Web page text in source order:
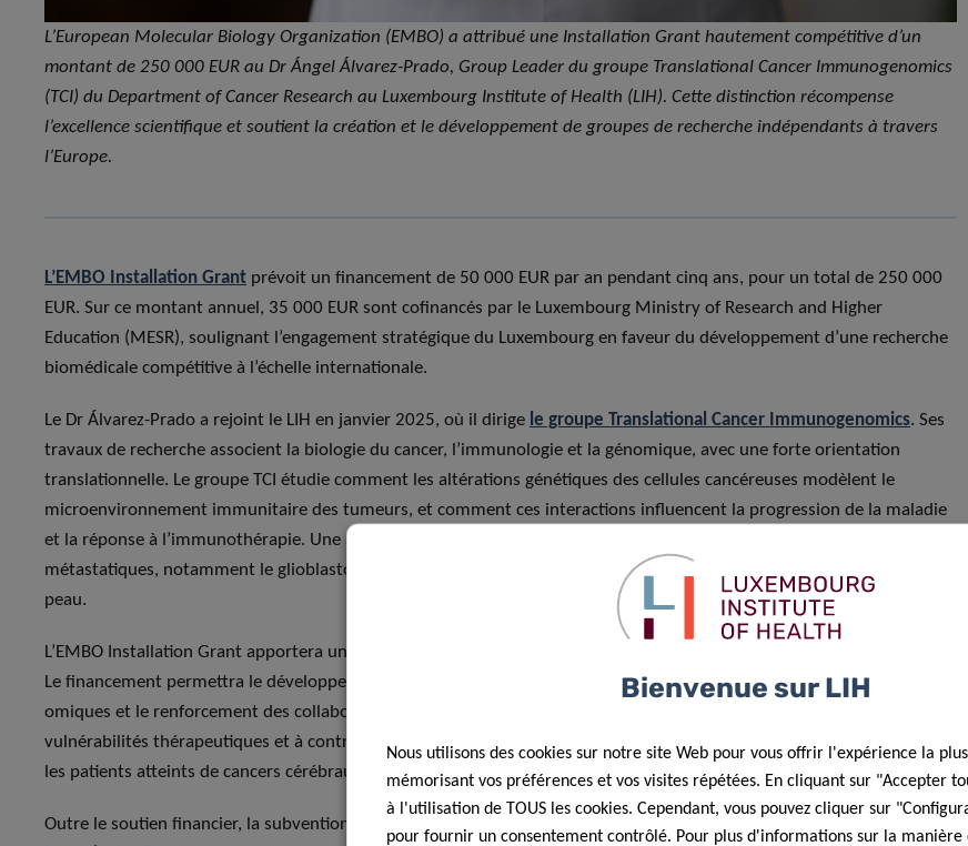
L’European Molecular Biology Organization (EMBO) a attribué une Installation Grant hautement compétitive d’un
montant de 250 000 EUR au Dr Ángel Álvarez-Prado, Group Leader du groupe Translational Cancer Immunogenomics
(TCI) du Department of Cancer Research au Luxembourg Institute of Health (LIH). Cette distinction récompense
l’excellence scientifique et soutient la création et le développement de groupes de recherche indépendants à travers
l’Europe.
L’EMBO Installation Grant prévoit un financement de 50 000 EUR par an pendant cinq ans, pour un total de 250 000
EUR. Sur ce montant annuel, 35 000 EUR sont cofinancés par le Luxembourg Ministry of Research and Higher
Education (MESR), soulignant l’engagement stratégique du Luxembourg en faveur du développement d’une recherche
biomédicale compétitive à l’échelle internationale.
Le Dr Álvarez-Prado a rejoint le LIH en janvier 2025, où il dirige le groupe Translational Cancer Immunogenomics. Ses
travaux de recherche associent la biologie du cancer, l’immunologie et la génomique, avec une forte orientation
translationnelle. Le groupe TCI étudie comment les altérations génétiques des cellules cancéreuses modèlent le
microenvironnement immunitaire des tumeurs, et comment ces interactions influencent la progression de la maladie
et la réponse à l’immunothérapie. Une attention particulière est portée aux tumeurs cérébrales primaires et
métastatiques, notamment le glioblastome et les métastases cérébrales issues de cancers du sein, du poumon et de la
peau.
L’EMBO Installation Grant apportera un soutien essentiel pour consolider et développer ce programme de recherche.
Le financement permettra le développement de modèles expérimentaux avancés, l’intégration d’approches multi-
omiques et le renforcement des collaborations internationales. À terme, ces travaux visent à identifier de nouvelles
vulnérabilités thérapeutiques et à contribuer à des stratégies d’immunothérapie plus efficaces et personnalisées pour
les patients atteints de cancers cérébraux agressifs.
Outre le soutien financier, la subvention permettra également au Dr Álvarez-Prado de rejoindre
Bienvenue sur LIH
Nous utilisons des cookies sur notre site Web pour vous offrir l'expérience la
mémorisant vos préférences et vos visites répétées. En cliquant sur "Accepter
à l'utilisation de TOUS les cookies. Cependant, vous pouvez cliquer sur
pour fournir un consentement contrôlé. Pour plus d'informations sur la manière